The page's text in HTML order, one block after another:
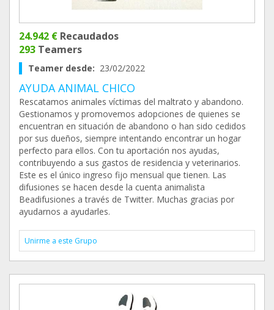
24.942 € Recaudados
293 Teamers
Teamer desde: 23/02/2022
AYUDA ANIMAL CHICO
Rescatamos animales víctimas del maltrato y abandono.
Gestionamos y promovemos adopciones de quienes se
encuentran en situación de abandono o han sido cedidos
por sus dueños, siempre intentando encontrar un hogar
perfecto para ellos. Con tu aportación nos ayudas,
contribuyendo a sus gastos de residencia y veterinarios.
Este es el único ingreso fijo mensual que tienen. Las
difusiones se hacen desde la cuenta animalista
Beadifusiones a través de Twitter. Muchas gracias por
ayudarnos a ayudarles.
Unirme a este Grupo